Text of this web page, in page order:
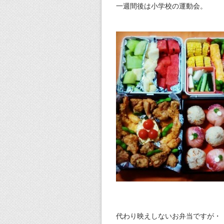
一週間後は小学校の運動会。
代わり映えしないお弁当ですが・